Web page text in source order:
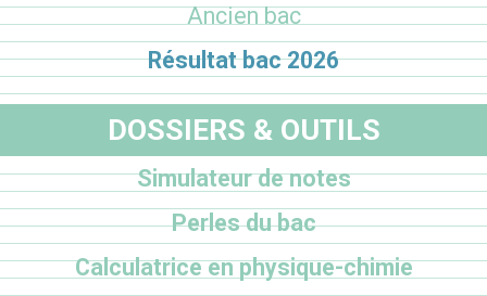
Ancien bac
Résultat bac 2026
DOSSIERS & OUTILS
Simulateur de notes
Perles du bac
Calculatrice en physique-chimie